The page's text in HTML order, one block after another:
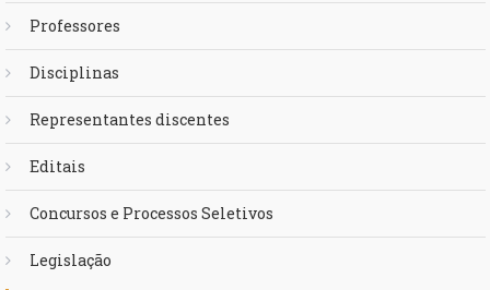
Professores
Disciplinas
Representantes discentes
Editais
Concursos e Processos Seletivos
Legislação